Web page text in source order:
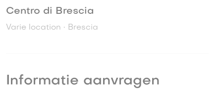
Centro di Brescia
Varie location • Brescia
Informatie aanvragen